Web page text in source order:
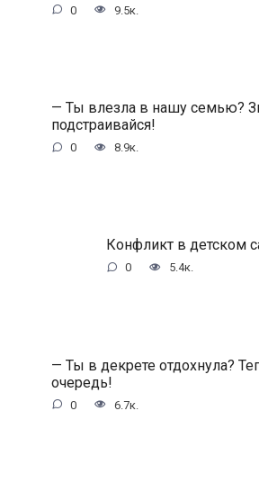
0 9.5к.
— Ты влезла в нашу семью?
подстраивайся!
0 8.9к.
Конфликт в детском
0 5.4к.
— Ты в декрете отдохнула?
очередь!
0 6.7к.